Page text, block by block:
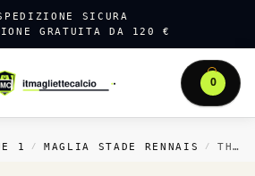
SICURA
GRATUITA DA 120 €
0
1 / MAGLIA STADE RENNAIS / THAILANDIA CASA MAGLIA STADE RENNAIS 2025 2026 ROSSO